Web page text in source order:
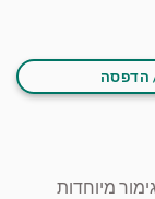
הדפסה
מיוחדות